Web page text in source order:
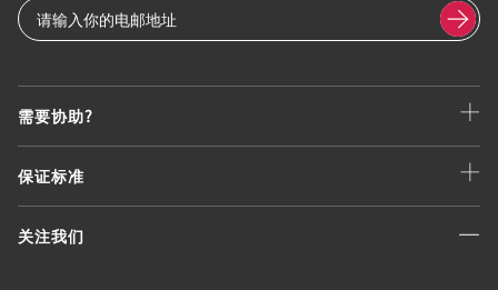
需要协助?
保证标准
关注我们